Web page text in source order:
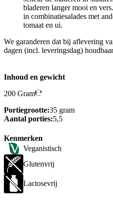
bladeren langer mooi en
in combinatiesalades met
tomaat en ui.
We garanderen dat bij aflevering
dagen (incl. leveringsdag)
Inhoud en gewicht
200 Gram
Portiegrootte:35 gram
Aantal porties:5,5
Kenmerken
Veganistisch
Glutenvrij
Lactosevrij